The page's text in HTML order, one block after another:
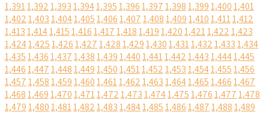
1,3911,3921,3931,3941,3951,3961,3971,3981,3991,4001,401
1,4021,4031,4041,4051,4061,4071,4081,4091,4101,4111,412
1,4131,4141,4151,4161,4171,4181,4191,4201,4211,4221,423
1,4241,4251,4261,4271,4281,4291,4301,4311,4321,4331,434
1,4351,4361,4371,4381,4391,4401,4411,4421,4431,4441,445
1,4461,4471,4481,4491,4501,4511,4521,4531,4541,4551,456
1,4571,4581,4591,4601,4611,4621,4631,4641,4651,4661,467
1,4681,4691,4701,4711,4721,4731,4741,4751,4761,4771,478
1,4791,4801,4811,4821,4831,4841,4851,4861,4871,4881,489